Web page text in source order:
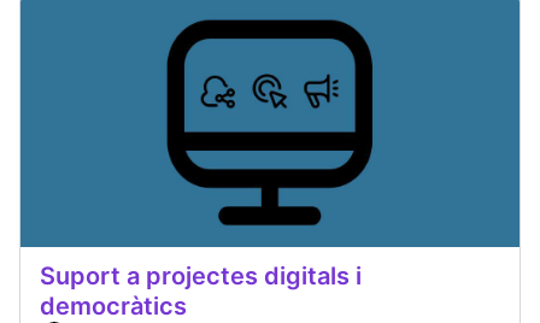
Suport a projectes digitals i
democràtics